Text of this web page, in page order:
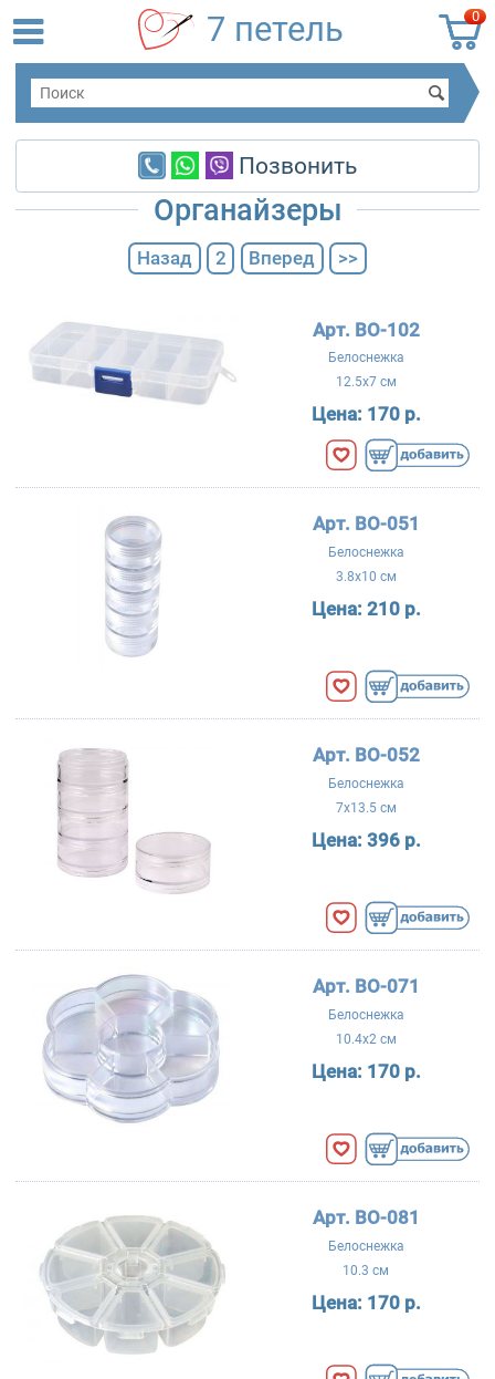
0
7 петель
Позвонить
Органайзеры
Назад 2 Вперед >>
Арт. BO-102
Белоснежка
12.5x7 см
Цена: 170 р.
Арт. BO-051
Белоснежка
3.8x10 см
Цена: 210 р.
Арт. BO-052
Белоснежка
7x13.5 см
Цена: 396 р.
Арт. BO-071
Белоснежка
10.4x2 см
Цена: 170 р.
Арт. BO-081
Белоснежка
10.3 см
Цена: 170 р.